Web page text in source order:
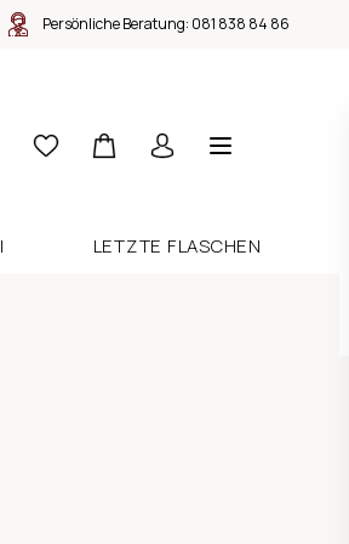
Persönliche Beratung: 081 838 84 86
LETZTE FLASCHEN